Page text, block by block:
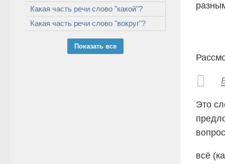
Это
всё
Какая часть речи слово "какой"?
Какая часть речи слово "вокруг"?
Показать все